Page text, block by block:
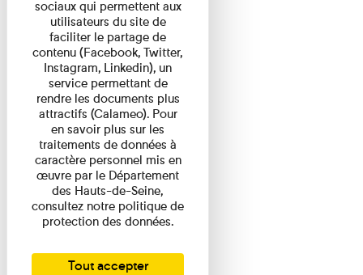
sociaux qui permettent aux
utilisateurs du site de
faciliter le partage de
contenu (Facebook, Twitter,
Instagram, Linkedin), un
service permettant de
rendre les documents plus
attractifs (Calameo). Pour
en savoir plus sur les
traitements de données à
caractère personnel mis en
œuvre par le Département
des Hauts-de-Seine,
consultez notre politique de
protection des données.
Tout accepter